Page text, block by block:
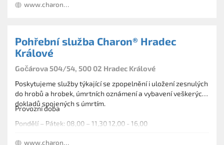
www.charon-eu.cz
Pohřební služba Charon® Hradec
Králové
Gočárova 504/54, 500 02 Hradec Králové
Poskytujeme služby týkající se zpopelnění i uložení zesnulých
do hrobů a hrobek, úmrtních oznámení a vybavení veškerých
dokladů spojených s úmrtím.
Provozní doba
Pondělí – Pátek: 08,00 – 11,30 12,00 - 16,00
www.charon-eu.cz